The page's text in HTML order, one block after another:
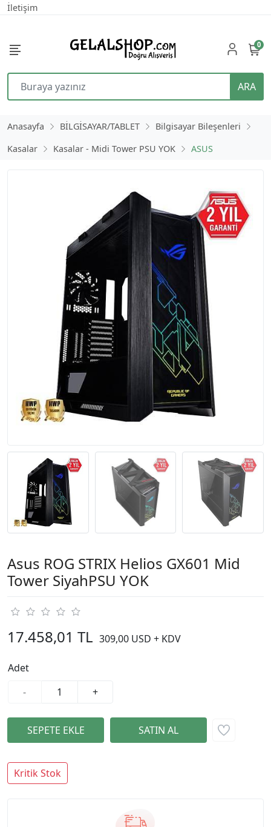
İletişim
ARA
0
Anasayfa BİLGİSAYAR/TABLET
Bilgisayar Bileşenleri
Kasalar
Kasalar - Midi Tower PSU YOK ASUS
Asus ROG STRIX Helios GX601 Mid
Tower SiyahPSU YOK
17.458,01 TL 309,00 USD + KDV
Adet
-
+
Kritik Stok